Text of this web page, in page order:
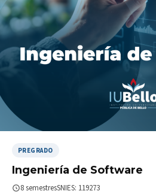
PREGRADO
Ingeniería de Software
8 semestresSNIES: 119273